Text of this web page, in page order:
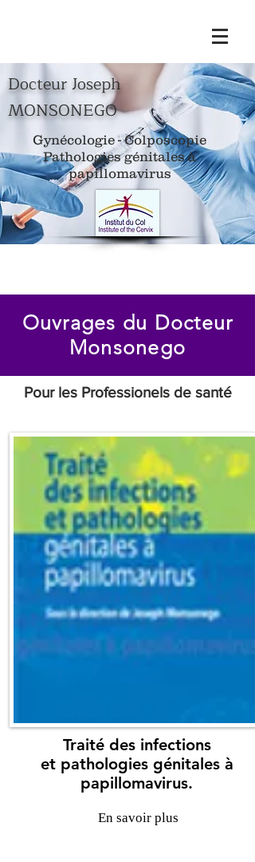
Docteur Joseph
MONSONEGO
Gynécologie - Colposcopie
Pathologies génitales à
papillomavirus
Ouvrages du Docteur
Monsonego
Pour les Professionels de santé
Traité des infections
et pathologies génitales à
papillomavirus.
En savoir plus